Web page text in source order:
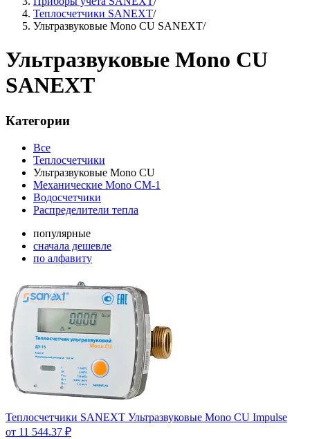
Теплосчетчики SANEXT/
Ультразвуковые Mono CU SANEXT/
Ультразвуковые Mono CU
SANEXT
Категории
Все
Теплосчетчики
Ультразвуковые Mono CU
Механические Mono CM-1
Водосчетчики
Распределители тепла
популярные
сначала дешевле
по алфавиту
Теплосчетчики SANEXT Ультразвуковые Mono CU Impulse
от 11 544.37 ₽